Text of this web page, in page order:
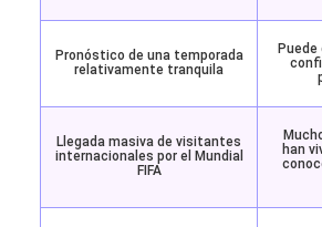
Pronóstico de una temporada
relativamente tranquila
Llegada masiva de visitantes
internacionales por el Mundial
FIFA
han